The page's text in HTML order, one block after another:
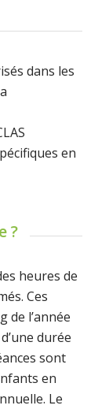
dans les
en
?
heures de
Ces
de l’année
durée
sont
en
Le